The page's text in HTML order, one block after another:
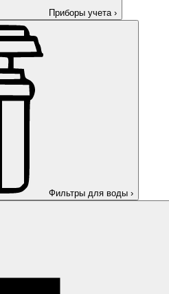
Приборы учета ›
Фильтры для воды ›